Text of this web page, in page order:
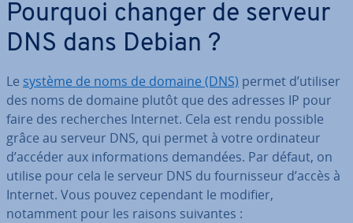
Pourquoi changer de serveur
DNS dans Debian ?
Le système de noms de domaine (DNS) permet d’utiliser
des noms de domaine plutôt que des adresses IP pour
faire des re­cherches Internet. Cela est rendu possible
grâce au serveur DNS, qui permet à votre or­di­na­teur
d’accéder aux in­for­ma­tions demandées. Par défaut, on
utilise pour cela le serveur DNS du four­nis­seur d’accès à
Internet. Vous pouvez cependant le modifier,
notamment pour les raisons suivantes :